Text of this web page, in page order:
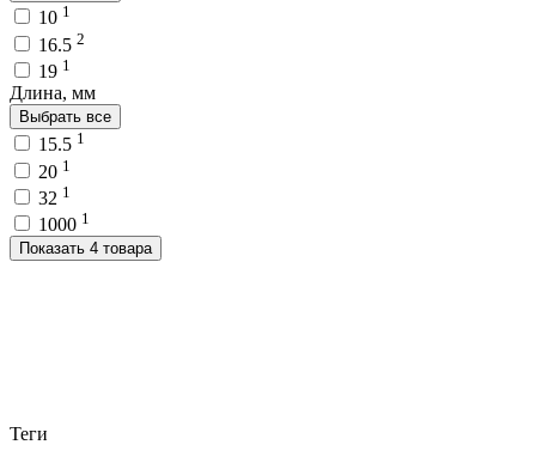
10 1
16.5 2
19 1
Длина, мм
Выбрать все
15.5 1
20 1
32 1
1000 1
Показать 4 товара
Теги